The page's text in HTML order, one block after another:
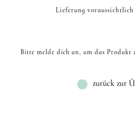
Lieferung
Bitte melde dich an, um das Produkt
zurück zur